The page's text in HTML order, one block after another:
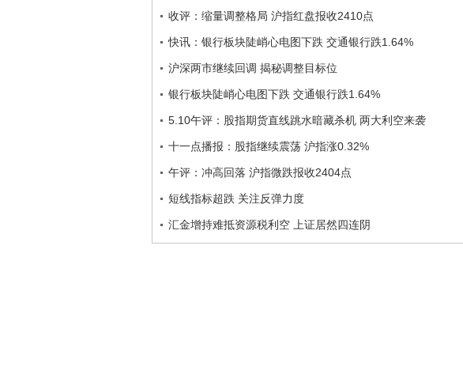
收评：缩量调整格局 沪指红盘报收2410点
快讯：银行板块陡峭心电图下跌 交通银行跌1.64%
沪深两市继续回调 揭秘调整目标位
银行板块陡峭心电图下跌 交通银行跌1.64%
5.10午评：股指期货直线跳水暗藏杀机 两大利空来袭
十一点播报：股指继续震荡 沪指涨0.32%
午评：冲高回落 沪指微跌报收2404点
短线指标超跌 关注反弹力度
汇金增持难抵资源税利空 上证居然四连阴